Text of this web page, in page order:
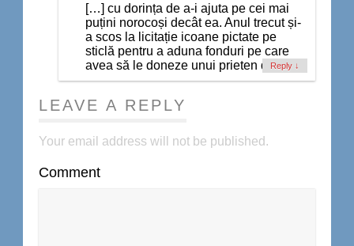
[…] cu dorința de a-i ajuta pe cei mai
puțini norocoși decât ea. Anul trecut și-
a scos la licitație icoane pictate pe
sticlă pentru a aduna fonduri pe care
avea să le doneze unui prieten de […]
Reply ↓
LEAVE A REPLY
Your email address will not be published.
Comment